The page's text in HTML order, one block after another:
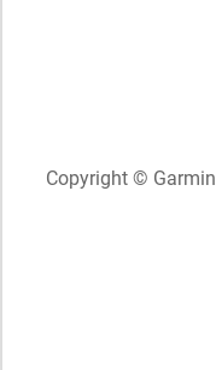
Copyright ©